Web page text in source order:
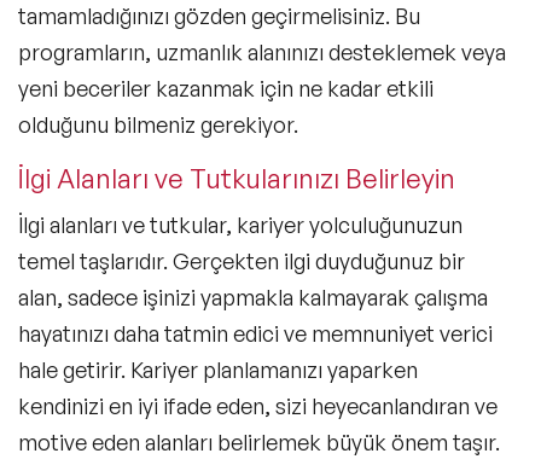
tamamladığınızı gözden geçirmelisiniz. Bu
programların, uzmanlık alanınızı desteklemek veya
yeni beceriler kazanmak için ne kadar etkili
olduğunu bilmeniz gerekiyor.
İlgi Alanları ve Tutkularınızı Belirleyin
İlgi alanları ve tutkular, kariyer yolculuğunuzun
temel taşlarıdır. Gerçekten ilgi duyduğunuz bir
alan, sadece işinizi yapmakla kalmayarak çalışma
hayatınızı daha tatmin edici ve memnuniyet verici
hale getirir. Kariyer planlamanızı yaparken
kendinizi en iyi ifade eden, sizi heyecanlandıran ve
motive eden alanları belirlemek büyük önem taşır.